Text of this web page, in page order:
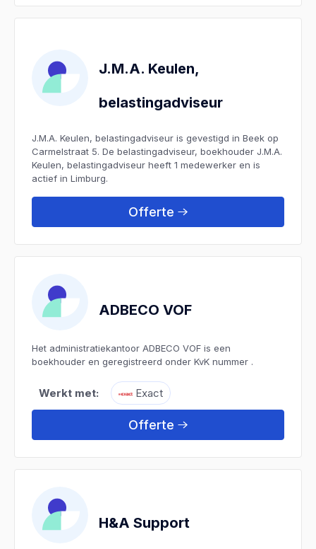
J.M.A. Keulen,
belastingadviseur
J.M.A. Keulen, belastingadviseur is gevestigd in Beek op
Carmelstraat 5. De belastingadviseur, boekhouder J.M.A.
Keulen, belastingadviseur heeft 1 medewerker en is
actief in Limburg.
Offerte
ADBECO VOF
Het administratiekantoor ADBECO VOF is een
boekhouder en geregistreerd onder KvK nummer .
Werkt met: Exact
Offerte
H&A Support